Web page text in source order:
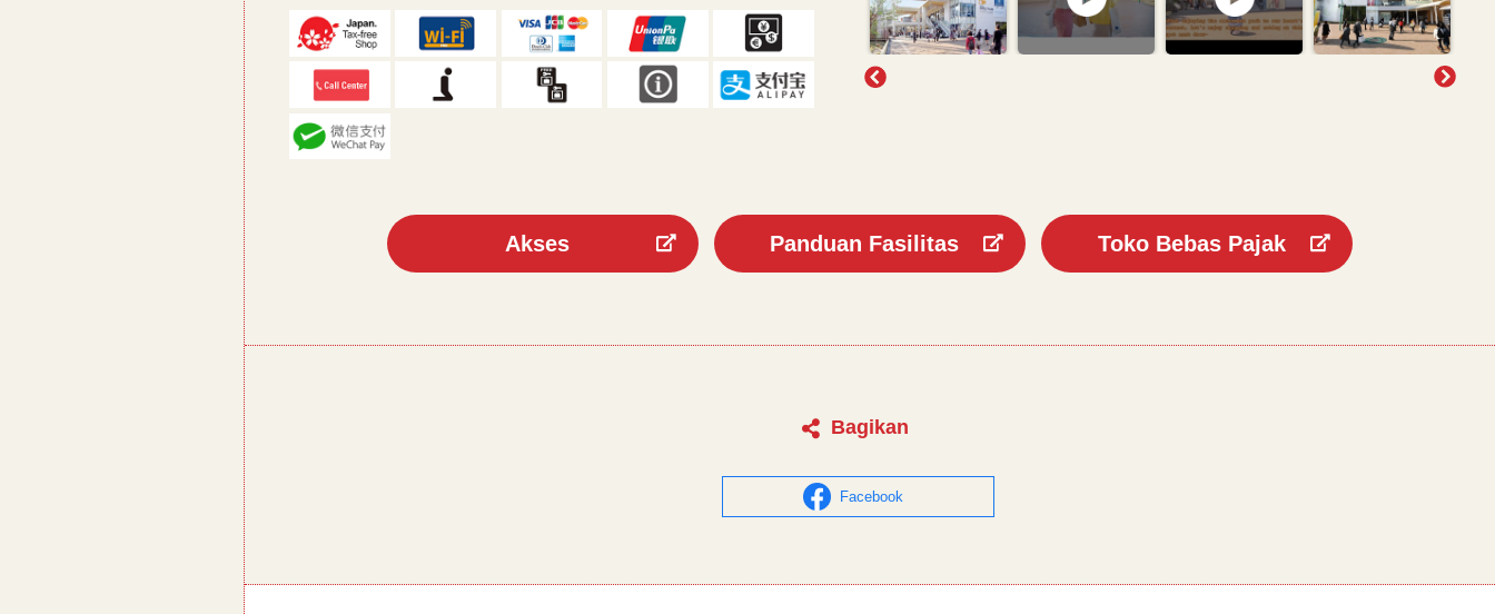
Akses Panduan Fasilitas Toko Bebas Pajak
Bagikan
Facebook